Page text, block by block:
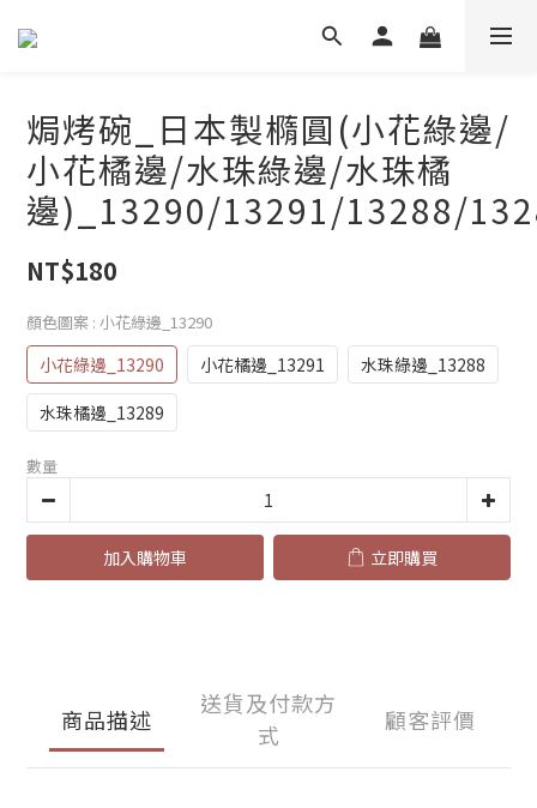
焗烤碗_日本製橢圓(小花綠邊/
小花橘邊/水珠綠邊/水珠橘
邊)_13290/13291/13288/
NT$180
顏色圖案 : 小花綠邊_13290
小花綠邊_13290 小花橘邊_13291
水珠綠邊_13288
水珠橘邊_13289
數量
加入購物車 立即購買
商品描述
送貨及付款方
式
顧客評價